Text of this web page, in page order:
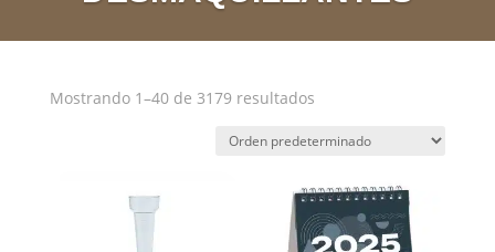
Mostrando 1–40 de 3179 resultados